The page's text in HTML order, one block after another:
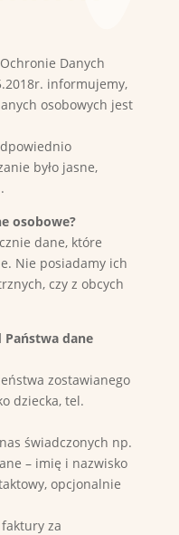
Danych
informujemy,
osobowych jest
było jasne,
osobowe?
dane, które
Nie posiadamy ich
czy z obcych
dane
zostawianego
dziecka, tel.
świadczonych np.
– imię i nazwisko
opcjonalnie
za